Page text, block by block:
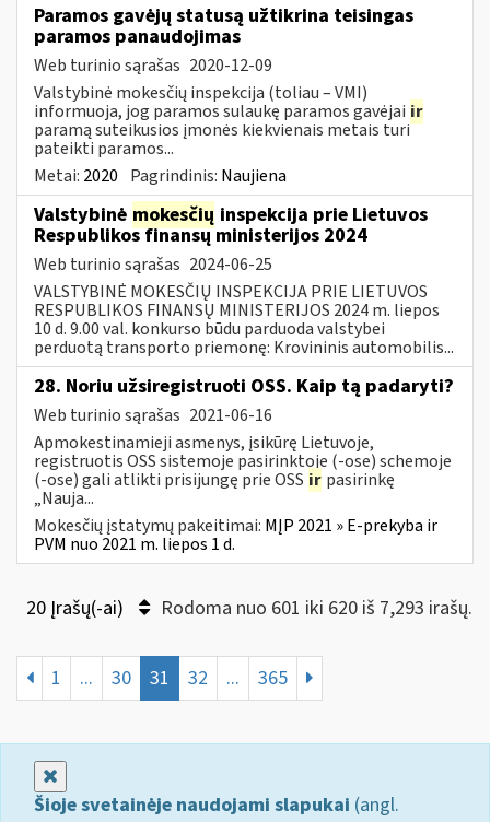
Paramos gavėjų statusą užtikrina teisingas
paramos panaudojimas
Web turinio sąrašas 2020-12-09
Valstybinė mokesčių inspekcija (toliau – VMI)
informuoja, jog paramos sulaukę paramos gavėjai ir
paramą suteikusios įmonės kiekvienais metais turi
pateikti paramos...
Metai: 2020 Pagrindinis: Naujiena
Valstybinė mokesčių inspekcija prie Lietuvos
Respublikos finansų ministerijos 2024
Web turinio sąrašas 2024-06-25
VALSTYBINĖ MOKESČIŲ INSPEKCIJA PRIE LIETUVOS
RESPUBLIKOS FINANSŲ MINISTERIJOS 2024 m. liepos
10 d. 9.00 val. konkurso būdu parduoda valstybei
perduotą transporto priemonę: Krovininis automobilis...
28. Noriu užsiregistruoti OSS. Kaip tą padaryti?
Web turinio sąrašas 2021-06-16
Apmokestinamieji asmenys, įsikūrę Lietuvoje,
registruotis OSS sistemoje pasirinktoje (-ose) schemoje
(-ose) gali atlikti prisijungę prie OSS ir pasirinkę
„Nauja...
Mokesčių įstatymų pakeitimai: MĮP 2021 » E-prekyba ir
PVM nuo 2021 m. liepos 1 d.
20 Įrašų(-ai) Rodoma nuo 601 iki 620 iš 7,293 irašų.
1 ... 30 31 32 ... 365
Šioje svetainėje naudojami slapukai (angl.